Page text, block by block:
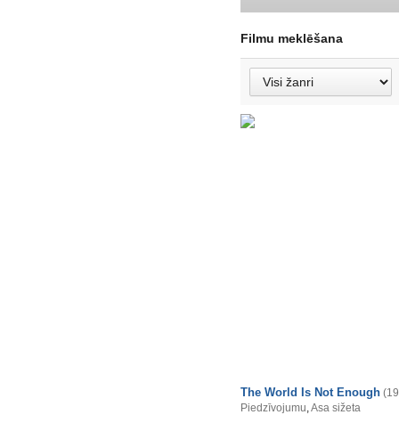
Filmu meklēšana
The World Is Not Enough
Piedzīvojumu,Asa sižeta